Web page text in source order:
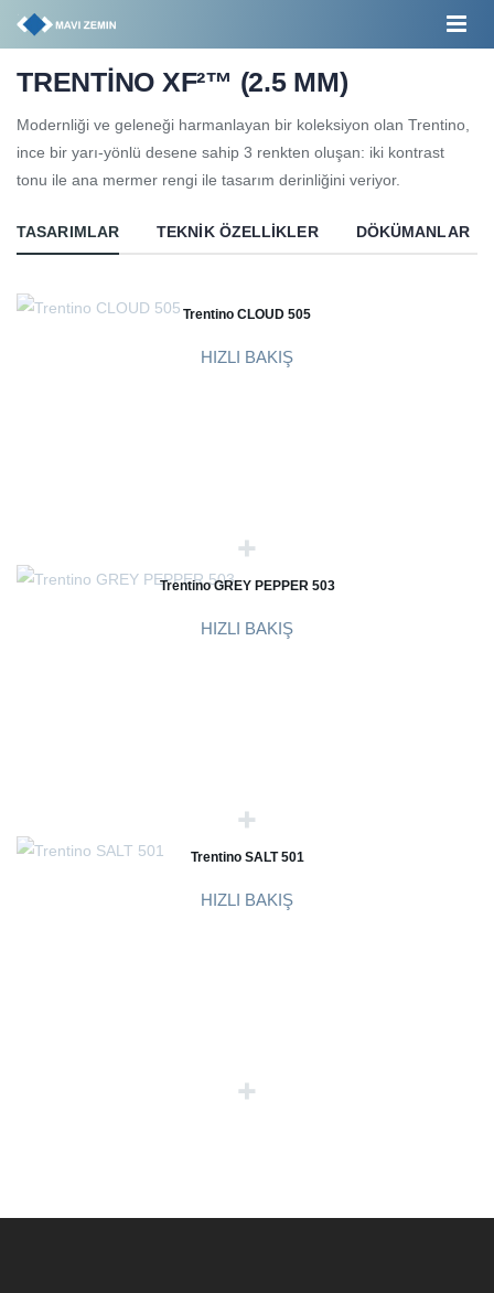
TRENTİNO XF²™ (2.5 MM)
Modernliği ve geleneği harmanlayan bir koleksiyon olan Trentino,
ince bir yarı-yönlü desene sahip 3 renkten oluşan: iki kontrast
tonu ile ana mermer rengi ile tasarım derinliğini veriyor.
TASARIMLAR TEKNIK ÖZELLIKLER DÖKÜMANLAR
Trentino CLOUD 505
HIZLI BAKIŞ
Trentino GREY PEPPER 503
HIZLI BAKIŞ
Trentino SALT 501
HIZLI BAKIŞ